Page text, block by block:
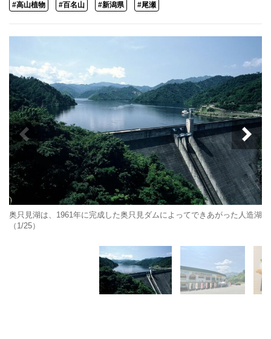
#高山植物 #百名山 #新潟県 #尾瀬
奥只見湖は、1961年に完成した奥只見ダムによってできあがった人造湖
（1/25）